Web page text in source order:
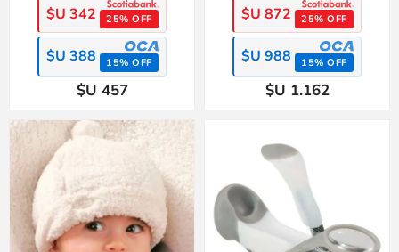
$U 342 25% OFF
$U 388 15% OFF
$U 457
$U 872 25% OFF
$U 988 15% OFF
$U 1.162